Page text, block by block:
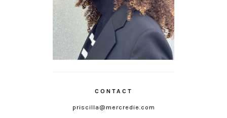
CONTACT
priscilla@mercredie.com